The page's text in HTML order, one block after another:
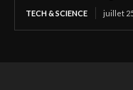
TECH & SCIENCE juillet